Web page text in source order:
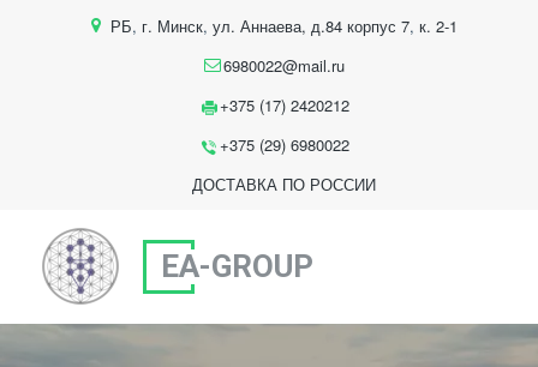
РБ, г. Минск, ул. Аннаева, д.84 корпус 7, к. 2-1
6980022@mail.ru
+375 (17) 2420212
+375 (29) 6980022
ДОСТАВКА ПО РОССИИ
EA-GROUP